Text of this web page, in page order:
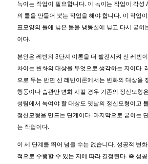
녹이는 작업이 필요합니다. 이 녹이는 작업이 각
의 틀을 만들어 붓는 작업을 해야 합니다. 이 작업
표모양의 틀에 넣은 물을 냉동실에 넣고 다시 굳
이다.
본인은 레빈의 3단계 이론을 더 발전시켜 신 레빈
차이는 변화의 대상을 무엇으로 생각하는 지이다.
으로 두는 반면 신 레빈이론에서는 변화의 대상을
행동이나 습관만 변화 시킬 경우 기존의 정신모형
성팀에서 녹여야 할 대상도 옛날의 정신모형이고
정신모형을 만드는 단계이다. 마지막으로 굳히는
는 작업이다.
이 세 단계를 뛰어 넘을 수는 없습니다. 성공적 변
적으로 수행할 수 있는 지에 따라 결정된다. 즉 성